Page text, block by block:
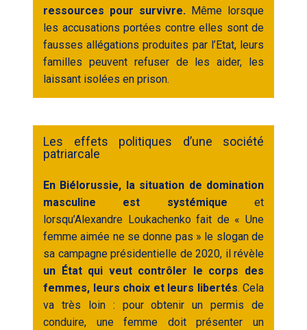
ressources pour survivre. Même lorsque
les accusations portées contre elles sont de
fausses allégations produites par l’Etat, leurs
familles peuvent refuser de les aider, les
laissant isolées en prison.
Les effets politiques d’une société
patriarcale
En Biélorussie, la situation de domination
masculine est systémique et
lorsqu’Alexandre Loukachenko fait de « Une
femme aimée ne se donne pas » le slogan de
sa campagne présidentielle de 2020, il révèle
un État qui veut contrôler le corps des
femmes, leurs choix et leurs libertés. Cela
va très loin : pour obtenir un permis de
conduire, une femme doit présenter un